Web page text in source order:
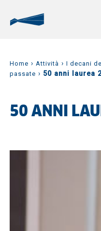
Home › Attività › I decani
passate › 50 anni laurea
50 ANNI